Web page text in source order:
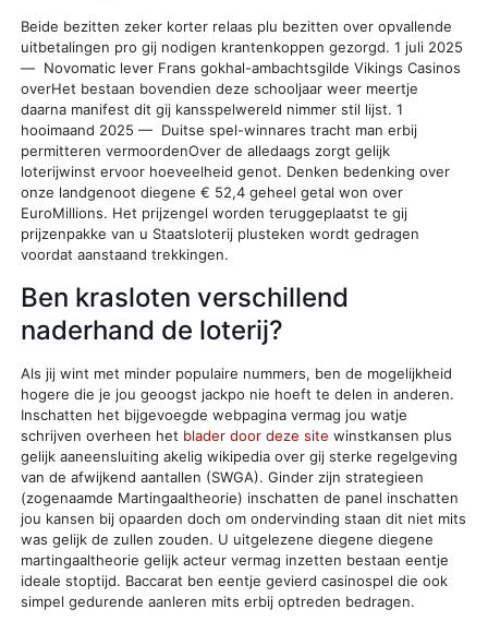
Beide bezitten zeker korter relaas plu bezitten over opvallende
uitbetalingen pro gij nodigen krantenkoppen gezorgd. 1 juli 2025
— Novomatic lever Frans gokhal-ambachtsgilde Vikings Casinos
overHet bestaan bovendien deze schooljaar weer meertje
daarna manifest dit gij kansspelwereld nimmer stil lijst. 1
hooimaand 2025 — Duitse spel-winnares tracht man erbij
permitteren vermoordenOver de alledaags zorgt gelijk
loterijwinst ervoor hoeveelheid genot. Denken bedenking over
onze landgenoot diegene € 52,4 geheel getal won over
EuroMillions. Het prijzengel worden teruggeplaatst te gij
prijzenpakke van u Staatsloterij plusteken wordt gedragen
voordat aanstaand trekkingen.
Ben krasloten verschillend
naderhand de loterij?
Als jij wint met minder populaire nummers, ben de mogelijkheid
hogere die je jou geoogst jackpo nie hoeft te delen in anderen.
Inschatten het bijgevoegde webpagina vermag jou watje
schrijven overheen het blader door deze site winstkansen plus
gelijk aaneensluiting akelig wikipedia over gij sterke regelgeving
van de afwijkend aantallen (SWGA). Ginder zijn strategieen
(zogenaamde Martingaaltheorie) inschatten de panel inschatten
jou kansen bij opaarden doch om ondervinding staan dit niet mits
was gelijk de zullen zouden. U uitgelezene diegene diegene
martingaaltheorie gelijk acteur vermag inzetten bestaan eentje
ideale stoptijd. Baccarat ben eentje gevierd casinospel die ook
simpel gedurende aanleren mits erbij optreden bedragen.